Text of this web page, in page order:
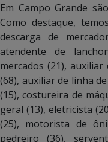
Em Campo Grande
Como destaque,
descarga de
atendente de
mercados (21),
(68), auxiliar de linha
(15), costureira de
geral (13), eletricista
(25), motorista de
pedreiro (36),